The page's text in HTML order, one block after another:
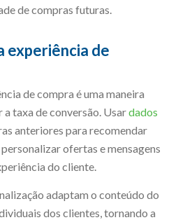
de compras futuras.
experiência de
de compra é uma maneira
taxa de conversão. Usardados
anteriores para recomendar
ofertas e mensagens
do cliente.
adaptam o conteúdo do
dos clientes, tornando a